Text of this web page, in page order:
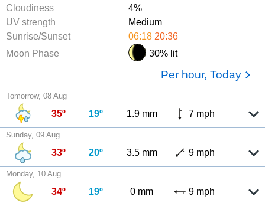
Cloudiness
4%
UV strength
Medium
Sunrise/Sunset
06:18 20:36
Moon Phase
30% lit
Per hour, Today
Tomorrow, 08 Aug
35º 19º 1.9 mm 7 mph
Sunday, 09 Aug
33º 20º 3.5 mm 9 mph
Monday, 10 Aug
34º 19º 0 mm 9 mph